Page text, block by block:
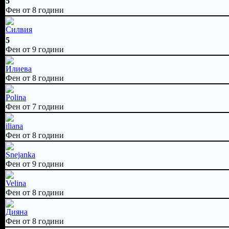
Фен от 8 години
Силвия
5
Фен от 9 години
Илиева
Фен от 8 години
Polina
Фен от 7 години
iliana
Фен от 8 години
Snejanka
Фен от 9 години
Velina
Фен от 8 години
Дияна
Фен от 8 години